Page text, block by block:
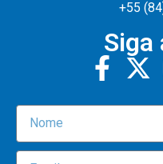
+55
Siga